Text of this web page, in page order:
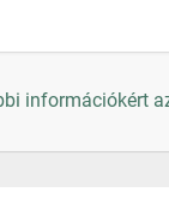
információkért